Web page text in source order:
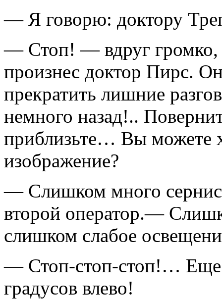
— Я говорю: доктору
— Стоп! — вдруг громко,
произнес доктор Пирс.
прекратить лишние
немного назад!..
приблизьте… Вы можете
изоб­ражение?
— Слишком много
второй оператор.—
слишком слабое
— Стоп-стоп-стоп!… Еще
градусов влево!